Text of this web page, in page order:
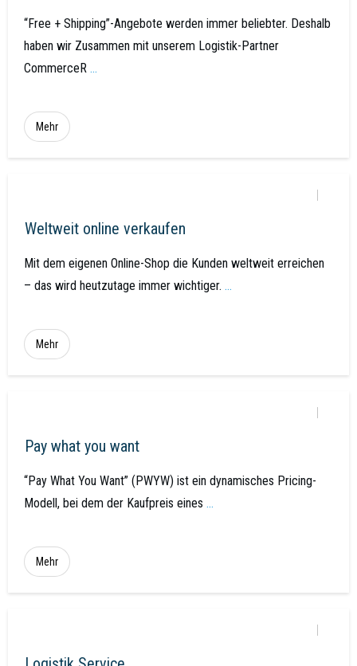
“Free + Shipping”-Angebote werden immer beliebter. Deshalb
haben wir Zusammen mit unserem Logistik-Partner
CommerceR ...
Mehr
Weltweit online verkaufen
Mit dem eigenen Online-Shop die Kunden weltweit erreichen
– das wird heutzutage immer wichtiger. ...
Mehr
Pay what you want
“Pay What You Want” (PWYW) ist ein dynamisches Pricing-
Modell, bei dem der Kaufpreis eines ...
Mehr